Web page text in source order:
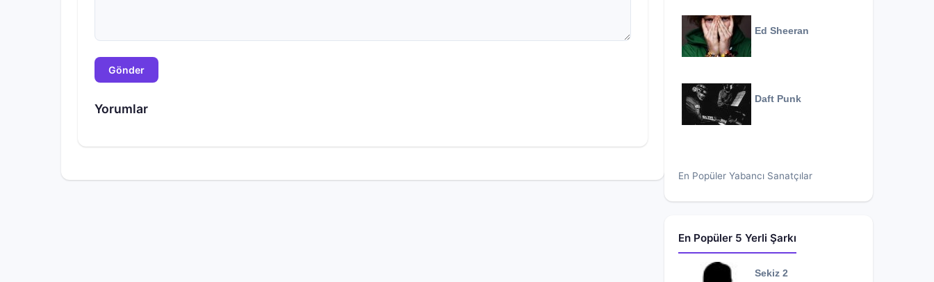
Gönder
Yorumlar
Ed Sheeran
Daft Punk
En Popüler Yabancı Sanatçılar
En Popüler 5 Yerli Şarkı
Sekiz 2